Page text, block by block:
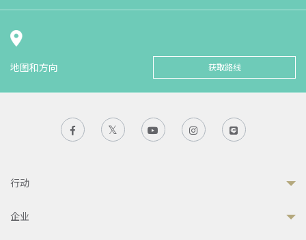
地图和方向 获取路线
行动
企业